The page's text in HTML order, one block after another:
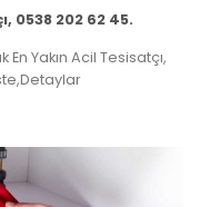
0538 202 62 45.
Yakın Acil Tesisatçı,